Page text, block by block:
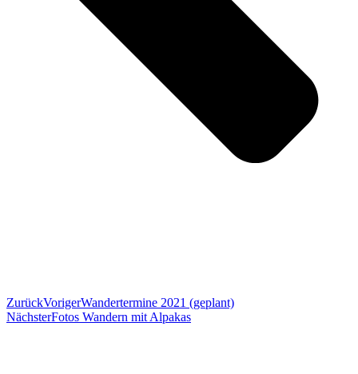
ZurückVorigerWandertermine 2021 (geplant)
NächsterFotos Wandern mit Alpakas